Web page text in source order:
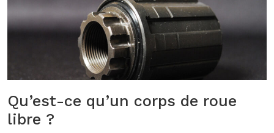
Qu’est-ce qu’un corps de roue
libre ?